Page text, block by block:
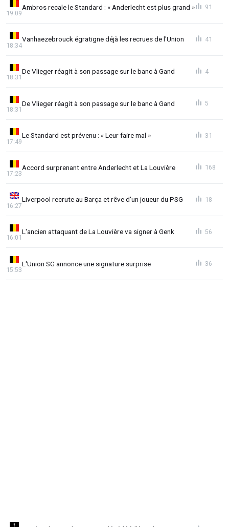
Ambros recale le Standard : « Anderlecht est plus grand »
19:09
91
Vanhaezebrouck égratigne déjà les recrues de l'Union
18:34
41
De Vlieger réagit à son passage sur le banc à Gand
18:31
4
De Vlieger réagit à son passage sur le banc à Gand
18:31
5
Le Standard est prévenu : « Leur faire mal »
17:49
31
Accord surprenant entre Anderlecht et La Louvière
17:23
168
Liverpool recrute au Barça et rêve d'un joueur du PSG
16:27
18
L'ancien attaquant de La Louvière va signer à Genk
16:01
56
L'Union SG annonce une signature surprise
15:53
36